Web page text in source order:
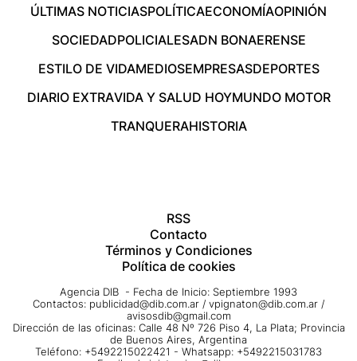
ÚLTIMAS NOTICIASPOLÍTICAECONOMÍAOPINIÓN
SOCIEDADPOLICIALESADN BONAERENSE
ESTILO DE VIDAMEDIOSEMPRESASDEPORTES
DIARIO EXTRAVIDA Y SALUD HOYMUNDO MOTOR
TRANQUERAHISTORIA
RSS
Contacto
Términos y Condiciones
Política de cookies
Agencia DIB - Fecha de Inicio: Septiembre 1993
Contactos: publicidad@dib.com.ar / vpignaton@dib.com.ar /
avisosdib@gmail.com
Dirección de las oficinas: Calle 48 Nº 726 Piso 4, La Plata; Provincia
de Buenos Aires, Argentina
Teléfono: +5492215022421 - Whatsapp: +5492215031783